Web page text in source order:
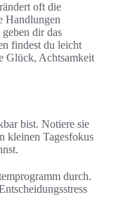
oft die
Handlungen
dir das
findest du leicht
Glück, Achtsamkeit
bist. Notiere sie
kleinen Tagesfokus
durch.